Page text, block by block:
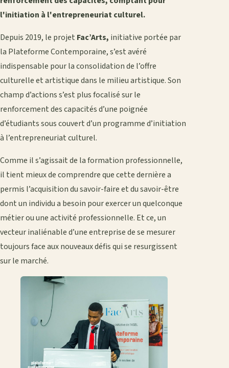
l'initiation à l'entrepreneuriat culturel.
Depuis 2019, le projet Fac’Arts, initiative portée par
la Plateforme Contemporaine, s’est avéré
indispensable pour la consolidation de l’offre
culturelle et artistique dans le milieu artistique. Son
champ d’actions s’est plus focalisé sur le
renforcement des capacités d’une poignée
d’étudiants sous couvert d’un programme d’initiation
à l’entrepreneuriat culturel.
Comme il s’agissait de la formation professionnelle,
il tient mieux de comprendre que cette dernière a
permis l’acquisition du savoir-faire et du savoir-être
dont un individu a besoin pour exercer un quelconque
métier ou une activité professionnelle. Et ce, un
vecteur inaliénable d’une entreprise de se mesurer
toujours face aux nouveaux défis qui se resurgissent
sur le marché.